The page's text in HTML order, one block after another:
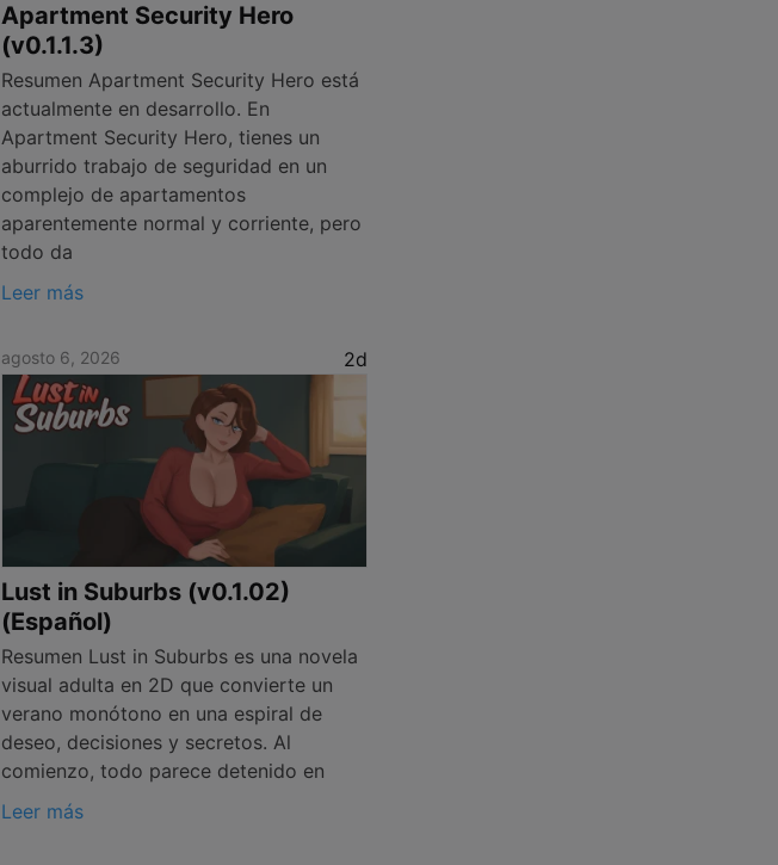
Apartment Security Hero
(v0.1.1.3)
Resumen Apartment Security Hero está
actualmente en desarrollo. En
Apartment Security Hero, tienes un
aburrido trabajo de seguridad en un
complejo de apartamentos
aparentemente normal y corriente, pero
todo da
Leer más
agosto 6, 2026 2d
Lust in Suburbs (v0.1.02)
(Español)
Resumen Lust in Suburbs es una novela
visual adulta en 2D que convierte un
verano monótono en una espiral de
deseo, decisiones y secretos. Al
comienzo, todo parece detenido en
Leer más